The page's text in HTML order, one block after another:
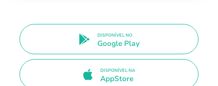
DISPONÍVEL NO
Google Play
DISPONÍVEL NA
AppStore